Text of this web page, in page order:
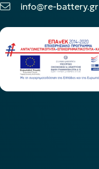
info@re-battery.gr